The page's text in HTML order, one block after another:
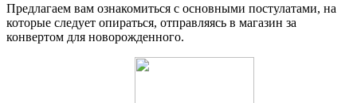
Предлагаем вам ознакомиться с основными постулатами, на
которые следует опираться, отправляясь в магазин за
конвертом для новорожденного.